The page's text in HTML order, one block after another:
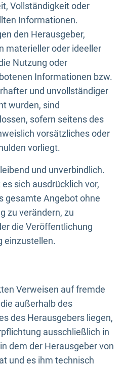
Vollständigkeit oder
Informationen.
den Herausgeber,
materieller oder ideeller
Nutzung oder
Informationen bzw.
und unvollständiger
wurden, sind
sofern seitens des
vorsätzliches oder
vorliegt.
und unverbindlich.
sich ausdrücklich vor,
gesamte Angebot ohne
zu verändern, zu
die Veröffentlichung
einzustellen.
Verweisen auf fremde
außerhalb des
des Herausgebers liegen,
ausschließlich in
dem der Herausgeber von
und es ihm technisch